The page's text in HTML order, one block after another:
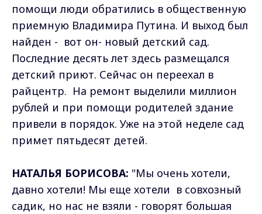
помощи люди обратились в общественную
приемную Владимира Путина. И выход был
найден - вот он- новый детский сад.
Последние десять лет здесь размещался
детский приют. Сейчас он переехал в
райцентр. На ремонт выделили миллион
рублей и при помощи родителей здание
привели в порядок. Уже на этой неделе сад
примет пятьдесят детей.
НАТАЛЬЯ БОРИСОВА: "Мы очень хотели,
давно хотели! Мы еще хотели в совхозный
садик, но нас не взяли - говорят большая